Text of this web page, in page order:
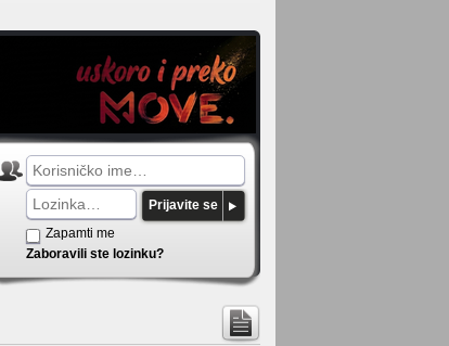
Prijavite se
Zapamti me
Zaboravili ste lozinku?